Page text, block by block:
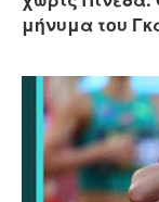
μήνυμα του